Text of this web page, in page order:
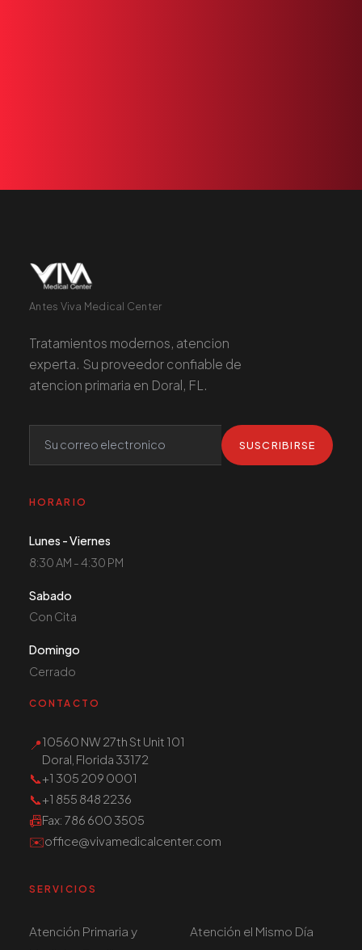
Antes Viva Medical Center
Tratamientos modernos, atencion
experta. Su proveedor confiable de
atencion primaria en Doral, FL.
SUSCRIBIRSE
HORARIO
Lunes - Viernes
8:30 AM - 4:30 PM
Sabado
Con Cita
Domingo
Cerrado
CONTACTO
📍10560 NW 27th St Unit 101
Doral, Florida 33172
📞+1 305 209 0001
📞+1 855 848 2236
📠Fax: 786 600 3505
✉️office@vivamedicalcenter.com
SERVICIOS
Atención Primaria y
Atención el Mismo Día